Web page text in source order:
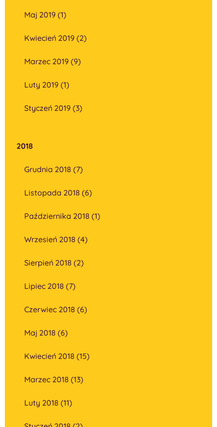
Maj 2019 (1)
Kwiecień 2019 (2)
Marzec 2019 (9)
Luty 2019 (1)
Styczeń 2019 (3)
2018
Grudnia 2018 (7)
Listopada 2018 (6)
Października 2018 (1)
Wrzesień 2018 (4)
Sierpień 2018 (2)
Lipiec 2018 (7)
Czerwiec 2018 (6)
Maj 2018 (6)
Kwiecień 2018 (15)
Marzec 2018 (13)
Luty 2018 (11)